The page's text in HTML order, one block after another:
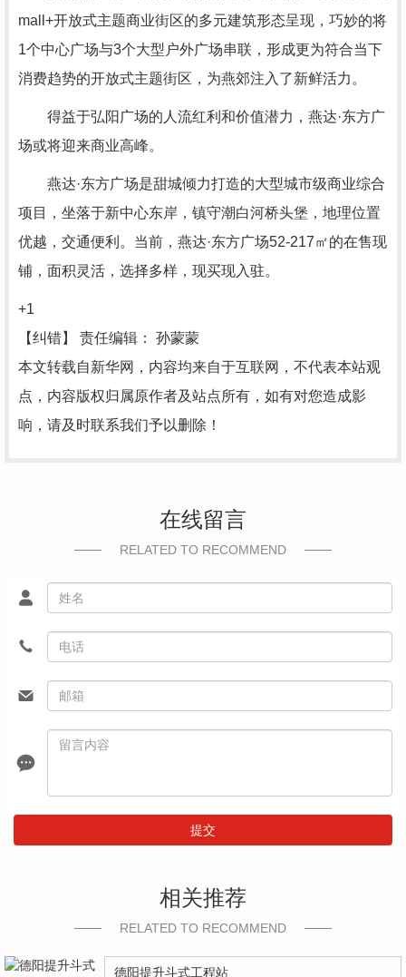
mall+开放式主题商业街区的多元建筑形态呈现，巧妙的将
1个中心广场与3个大型户外广场串联，形成更为符合当下
消费趋势的开放式主题街区，为燕郊注入了新鲜活力。
得益于弘阳广场的人流红利和价值潜力，燕达·东方广
场或将迎来商业高峰。
燕达·东方广场是甜城倾力打造的大型城市级商业综合
项目，坐落于新中心东岸，镇守潮白河桥头堡，地理位置
优越，交通便利。当前，燕达·东方广场52-217㎡的在售现
铺，面积灵活，选择多样，现买现入驻。
+1
【纠错】 责任编辑： 孙蒙蒙
本文转载自新华网，内容均来自于互联网，不代表本站观
点，内容版权归属原作者及站点所有，如有对您造成影
响，请及时联系我们予以删除！
在线留言
RELATED TO RECOMMEND
提交
相关推荐
RELATED TO RECOMMEND
德阳提升斗式工程站